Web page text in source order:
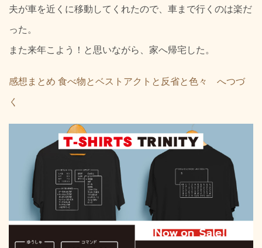
夫が車を近くに移動してくれたので、車まで行くのは楽だ
った。
また来年こよう！と思いながら、家へ帰宅した。
感想まとめ 食べ物とベストアクトと反省と色々 へつづ
く